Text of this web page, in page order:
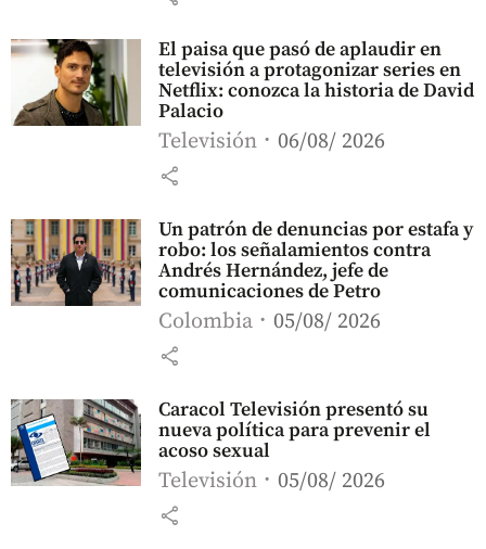
El paisa que pasó de aplaudir en
televisión a protagonizar series en
Netflix: conozca la historia de David
Palacio
Televisión 06/08/ 2026
share
Un patrón de denuncias por estafa y
robo: los señalamientos contra
Andrés Hernández, jefe de
comunicaciones de Petro
Colombia 05/08/ 2026
share
Caracol Televisión presentó su
nueva política para prevenir el
acoso sexual
Televisión 05/08/ 2026
share